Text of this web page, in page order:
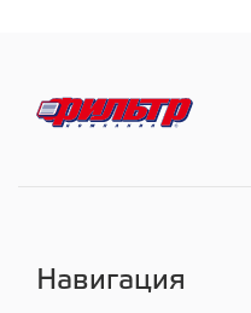
с 8.00 до 22.30, без
Навигация